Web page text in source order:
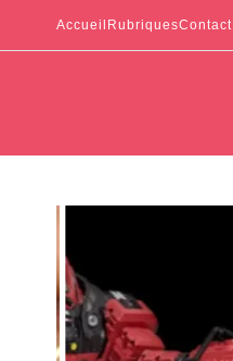
Accueil RubriquesContact